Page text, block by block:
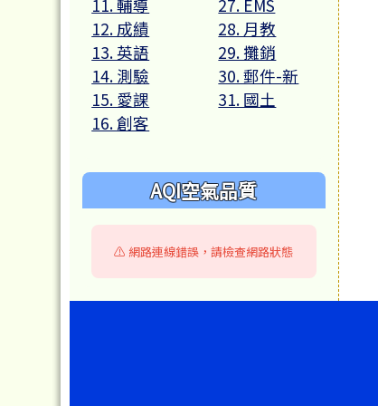
11. 輔導
12. 成績
13. 英語
14. 測驗
15. 愛課
16. 創客
27. EMS
28. 月教
29. 攤銷
30. 郵件-新
31. 國土
AQI空氣品質
⚠️ 網路連線錯誤，請檢查網路狀態